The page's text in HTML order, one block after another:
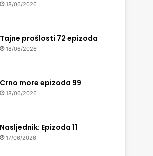
18/06/2026
Tajne prošlosti 72 epizoda
18/06/2026
Crno more epizoda 99
18/06/2026
Nasljednik: Epizoda 11
17/06/2026